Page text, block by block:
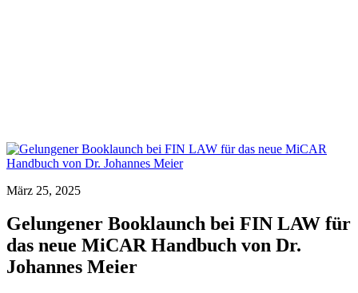
März 25, 2025
Gelungener Booklaunch bei FIN LAW für
das neue MiCAR Handbuch von Dr.
Johannes Meier